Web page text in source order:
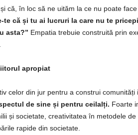
că, în loc să ne uităm la ce nu poate
te că și tu ai lucruri la care nu te
asta?” Empatia trebuie construită prin
apropiat
celor din jur pentru a construi comunități
de sine și pentru ceilalți. Foarte
și societate, creativitatea în metodele de
rapide din societate.